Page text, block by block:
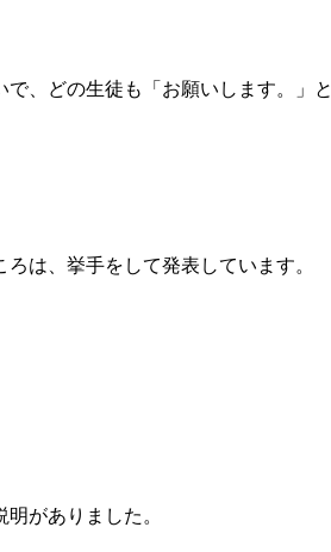
、どの生徒も「お願いします。」と
は、挙手をして発表しています。
がありました。